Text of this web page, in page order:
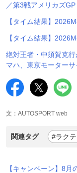
／第3戦アメリカズGP
【タイム結果】
【タイム結果】
絶対王者・中須賀克
マハ、東京モーター
文：AUTOSPORT web
関連タグ #ラク
【キャンペーン】8月